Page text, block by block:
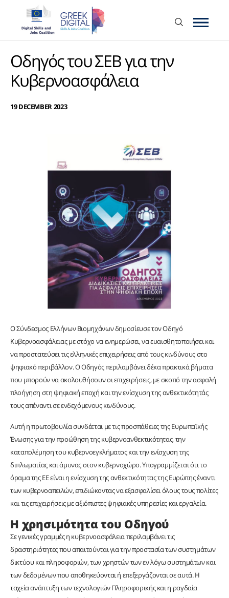
Οδηγός του ΣΕΒ για την
Κυβερνοασφάλεια
19 DECEMBER 2023
Ο Σύνδεσμος Ελλήνων Βιομηχάνων δημοσίευσε τον Οδηγό
Κυβερνοασφάλειας με στόχο να ενημερώσει, να ευαισθητοποιήσει και
να προστατεύσει τις ελληνικές επιχειρήσεις από τους κινδύνους στο
ψηφιακό περιβάλλον. Ο Οδηγός περιλαμβάνει δέκα πρακτικά βήματα
που μπορούν να ακολουθήσουν οι επιχειρήσεις, με σκοπό την ασφαλή
πλοήγηση στη ψηφιακή εποχή και την ενίσχυση της ανθεκτικότητάς
τους απέναντι σε ενδεχόμενους κινδύνους.
Αυτή η πρωτοβουλία συνδέεται με τις προσπάθειες της Ευρωπαϊκής
Ένωσης για την προώθηση της κυβερνοανθεκτικότητας, την
καταπολέμηση του κυβερνοεγκλήματος και την ενίσχυση της
διπλωματίας και άμυνας στον κυβερνοχώρο. Υπογραμμίζεται ότι το
όραμα της ΕΕ είναι η ενίσχυση της ανθεκτικότητας της Ευρώπης έναντι
των κυβερνοαπειλών, επιδιώκοντας να εξασφαλίσει όλους τους πολίτες
και τις επιχειρήσεις με αξιόπιστες ψηφιακές υπηρεσίες και εργαλεία.
Η χρησιμότητα του Οδηγού
Σε γενικές γραμμές η κυβερνοασφάλεια περιλαμβάνει τις
δραστηριότητες που απαιτούνται για την προστασία των συστημάτων
δικτύου και πληροφοριών, των χρηστών των εν λόγω συστημάτων και
των δεδομένων που αποθηκεύονται ή επεξεργάζονται σε αυτά. H
ταχεία ανάπτυξη των τεχνολογιών Πληροφορικής και η ραγδαία